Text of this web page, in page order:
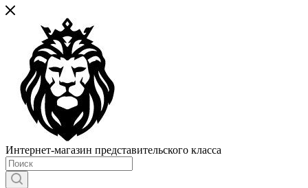
Интернет-магазин представительского класса